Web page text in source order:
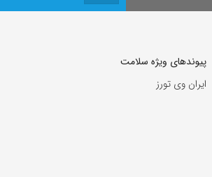
پیوندهای ویژه سلامت
ایران وی تورز